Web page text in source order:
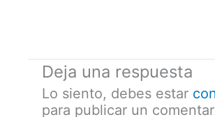
Deja una respuesta
Lo siento, debes estar
para publicar un